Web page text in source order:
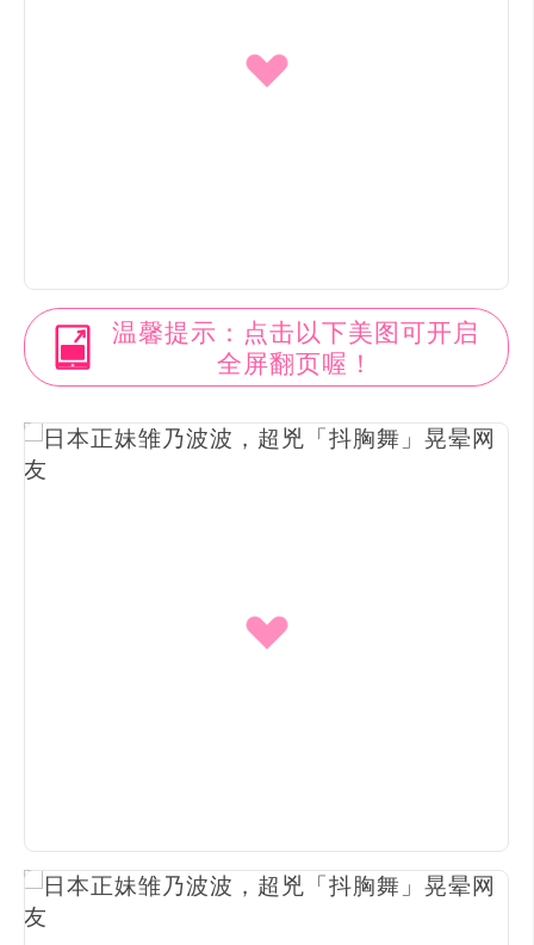
温馨提示：点击以下美图可开启
全屏翻页喔！